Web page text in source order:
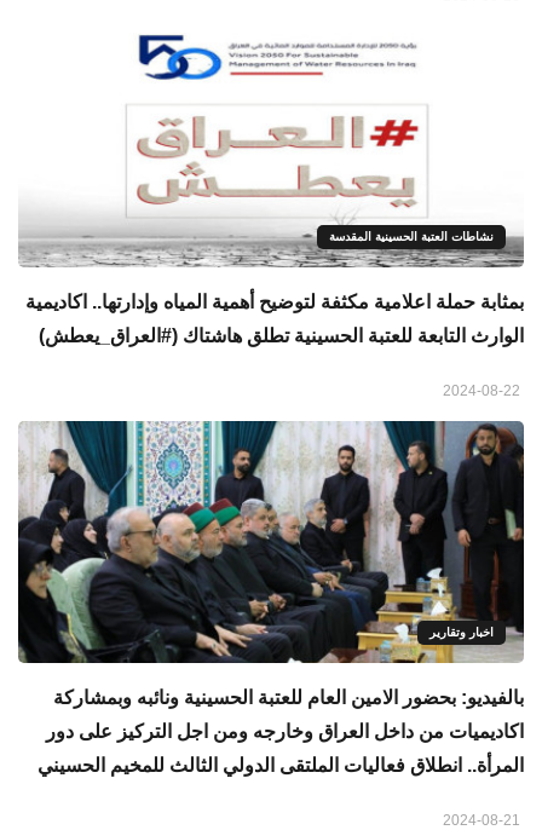
نشاطات العتبة الحسينية المقدسة
بمثابة حملة اعلامية مكثفة لتوضيح أهمية المياه وإدارتها.. اكاديمية
الوارث التابعة للعتبة الحسينية تطلق هاشتاك (#العراق_يعطش)
اخبار وتقارير
بالفيديو: بحضور الامين العام للعتبة الحسينية ونائبه وبمشاركة
اكاديميات من داخل العراق وخارجه ومن اجل التركيز على دور
المرأة.. انطلاق فعاليات الملتقى الدولي الثالث للمخيم الحسيني